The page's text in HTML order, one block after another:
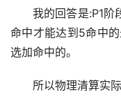
我的回答是:P1阶
命中才能达到5命中
选加命中的。
所以物理清算实